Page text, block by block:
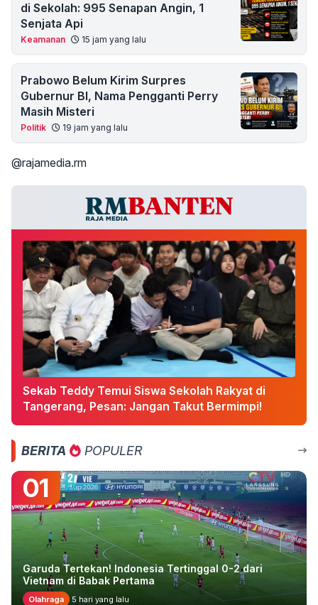
di Sekolah: 995 Senapan Angin, 1
Senjata Api
Keamanan 15 jam yang lalu
Prabowo Belum Kirim Surpres
Gubernur BI, Nama Pengganti Perry
Masih Misteri
Politik 19 jam yang lalu
@rajamedia.rm
Sekab Teddy Temui Siswa Sekolah Rakyat di
Tangerang, Pesan: Jangan Takut Bermimpi!
BERITA POPULER
01
Garuda Tertekan! Indonesia Tertinggal 0-2 dari
Vietnam di Babak Pertama
Olahraga 5 hari yang lalu